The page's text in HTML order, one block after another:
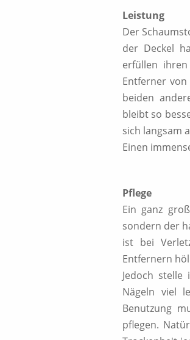
Leistung
Der
der Deckel
erfüllen
Entferner
beiden
bleibt so
sich langsam
Einen
Pflege
Ein ganz
sondern der
ist bei
Entfernern
Jedoch
Nägeln viel
Benutzung
pflegen.